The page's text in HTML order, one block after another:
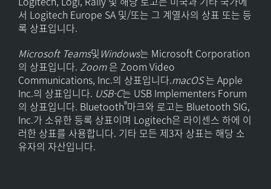
서 Logitech Europe SA 및/또는 그 계열사의 상표 또는 등
록 상표입니다.
Microsoft Teams및 Windows는 Microsoft Corporation
의 상표입니다. Zoom은 Zoom Video
Communications, Inc.의 상표입니다.macOS는 Apple
Inc.의 상표입니다. USB-C는 USB Implementers Forum
의 상표입니다. Bluetooth®마크와 로고는 Bluetooth SIG,
Inc.가 소유한 등록 상표이며 Logitech은 라이센스 하에 이
러한 상표를 사용합니다. 기타 모든 제3자 상표는 해당 소
유자의 자산입니다.